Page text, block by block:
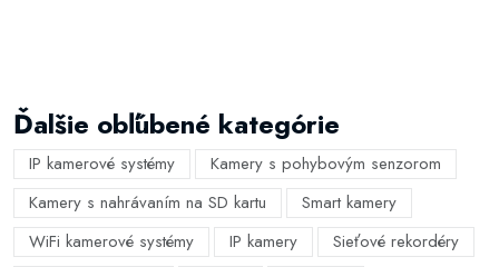
Ďalšie obľúbené kategórie
IP kamerové systémy
Kamery s pohybovým senzorom
Kamery s nahrávaním na SD kartu
Smart kamery
WiFi kamerové systémy
IP kamery
Sieťové rekordéry